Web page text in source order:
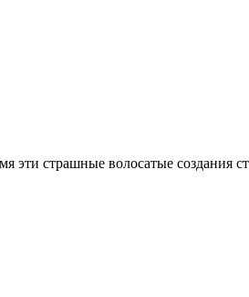
страшные волосатые создания